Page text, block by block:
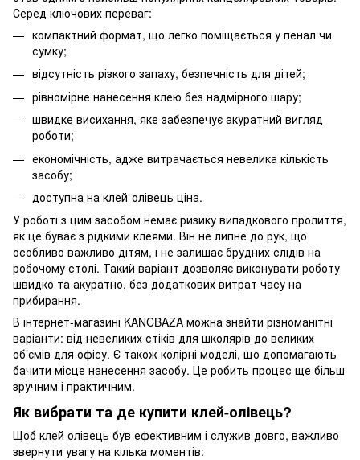
Серед ключових переваг:
компактний формат, що легко поміщається у пенал чи
сумку;
відсутність різкого запаху, безпечність для дітей;
рівномірне нанесення клею без надмірного шару;
швидке висихання, яке забезпечує акуратний вигляд
роботи;
економічність, адже витрачається невелика кількість
засобу;
доступна на клей-олівець ціна.
У роботі з цим засобом немає ризику випадкового пролиття,
як це буває з рідкими клеями. Він не липне до рук, що
особливо важливо дітям, і не залишає брудних слідів на
робочому столі. Такий варіант дозволяє виконувати роботу
швидко та акуратно, без додаткових витрат часу на
прибирання.
В інтернет-магазині KANCBAZA можна знайти різноманітні
варіанти: від невеликих стіків для школярів до великих
об’ємів для офісу. Є також колірні моделі, що допомагають
бачити місце нанесення засобу. Це робить процес ще більш
зручним і практичним.
Як вибрати та де купити клей-олівець?
Щоб клей олівець був ефективним і служив довго, важливо
звернути увагу на кілька моментів: